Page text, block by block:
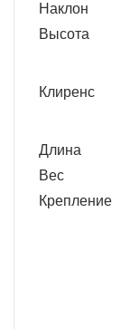
Наклон
Высота
Клиренс
Длина
Вес
Крепление